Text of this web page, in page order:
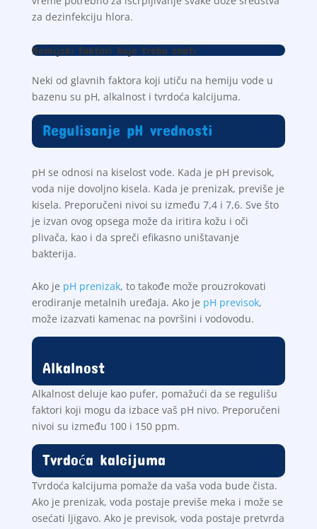
za dezinfekciju hlora.
Hemijski faktori koje treba znati
Neki od glavnih faktora koji utiču na hemiju vode u
bazenu su pH, alkalnost i tvrdoća kalcijuma.
Regulisanje pH vrednosti
pH se odnosi na kiselost vode. Kada je pH previsok,
voda nije dovoljno kisela. Kada je prenizak, previše je
kisela. Preporučeni nivoi su između 7,4 i 7,6. Sve što
je izvan ovog opsega može da iritira kožu i oči
plivača, kao i da spreči efikasno uništavanje
bakterija.
Ako je pH prenizak, to takođe može prouzrokovati
erodiranje metalnih uređaja. Ako je pH previsok,
može izazvati kamenac na površini i vodovodu.
Alkalnost
Alkalnost deluje kao pufer, pomažući da se regulišu
faktori koji mogu da izbace vaš pH nivo. Preporučeni
nivoi su između 100 i 150 ppm.
Tvrdoća kalcijuma
Tvrdoća kalcijuma pomaže da vaša voda bude čista.
Ako je prenizak, voda postaje previše meka i može se
osećati ljigavo. Ako je previsok, voda postaje pretvrda